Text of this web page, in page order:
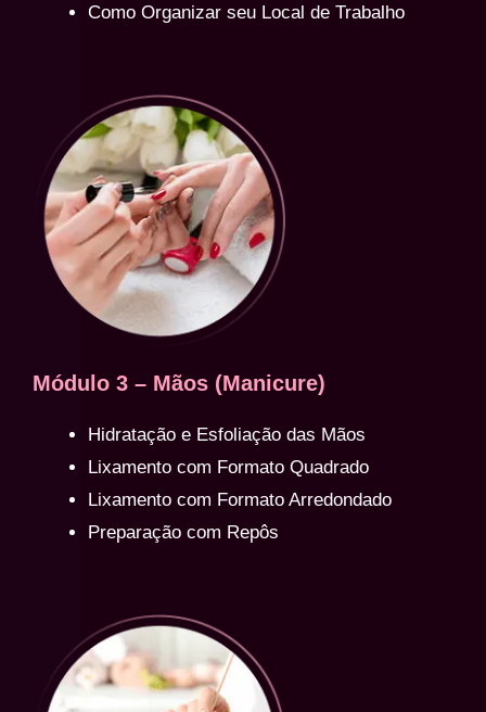
Como Organizar seu Local de Trabalho
Módulo 3 – Mãos (Manicure)
Hidratação e Esfoliação das Mãos
Lixamento com Formato Quadrado
Lixamento com Formato Arredondado
Preparação com Repôs